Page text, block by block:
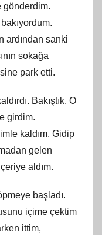
gönderdim.
ardından sanki
sokağa
park etti.
Bakıştık. O
girdim.
kaldım. Gidip
gelen
aldım.
başladı.
içime çektim
ittim,